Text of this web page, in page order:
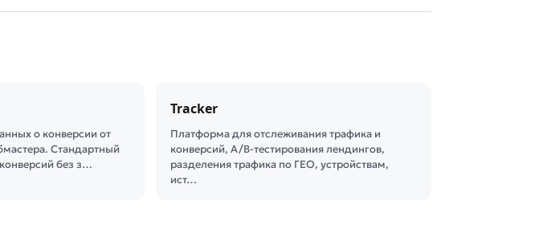
о конверсии от
Стандартный
без з…
Tracker
Платформа для отслеживания трафика и
конверсий, A/B-тестирования лендингов,
разделения трафика по ГЕО, устройствам,
ист…